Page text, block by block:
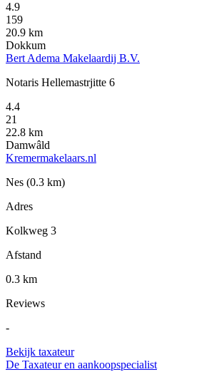
4.9
159
20.9 km
Dokkum
Bert Adema Makelaardij B.V.
Notaris Hellemastrjitte 6
4.4
21
22.8 km
Damwâld
Kremermakelaars.nl
Nes (0.3 km)
Adres
Kolkweg 3
Afstand
0.3 km
Reviews
-
Bekijk taxateur
De Taxateur en aankoopspecialist